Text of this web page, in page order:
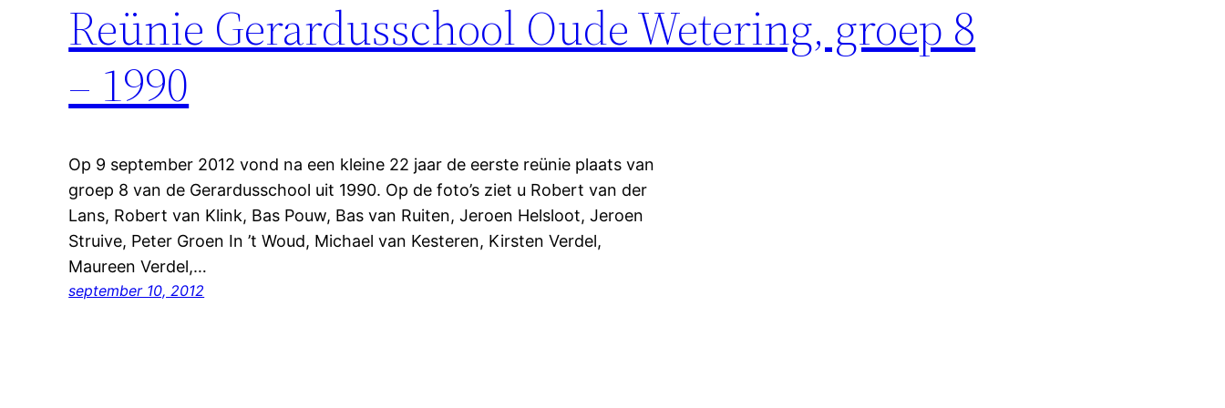
Reünie Gerardusschool Oude Wetering, groep 8
– 1990
Op 9 september 2012 vond na een kleine 22 jaar de eerste reünie plaats van
groep 8 van de Gerardusschool uit 1990. Op de foto’s ziet u Robert van der
Lans, Robert van Klink, Bas Pouw, Bas van Ruiten, Jeroen Helsloot, Jeroen
Struive, Peter Groen In ’t Woud, Michael van Kesteren, Kirsten Verdel,
Maureen Verdel,…
september 10, 2012